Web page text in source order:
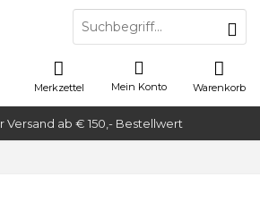
Versand ab € 150,- Bestellwert
Warenkorb
Merkzettel Mein Konto